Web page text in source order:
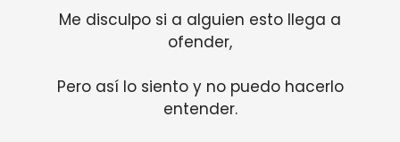
Me disculpo si a alguien esto llega a
ofender,
Pero así lo siento y no puedo hacerlo
entender.